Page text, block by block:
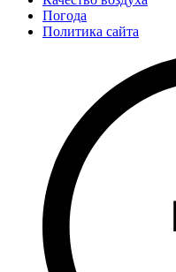
Погода
Политика сайта